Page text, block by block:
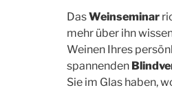
DasWeinseminar
mehr über ihn
Weinen Ihres
spannenden
Sie im Glas haben,